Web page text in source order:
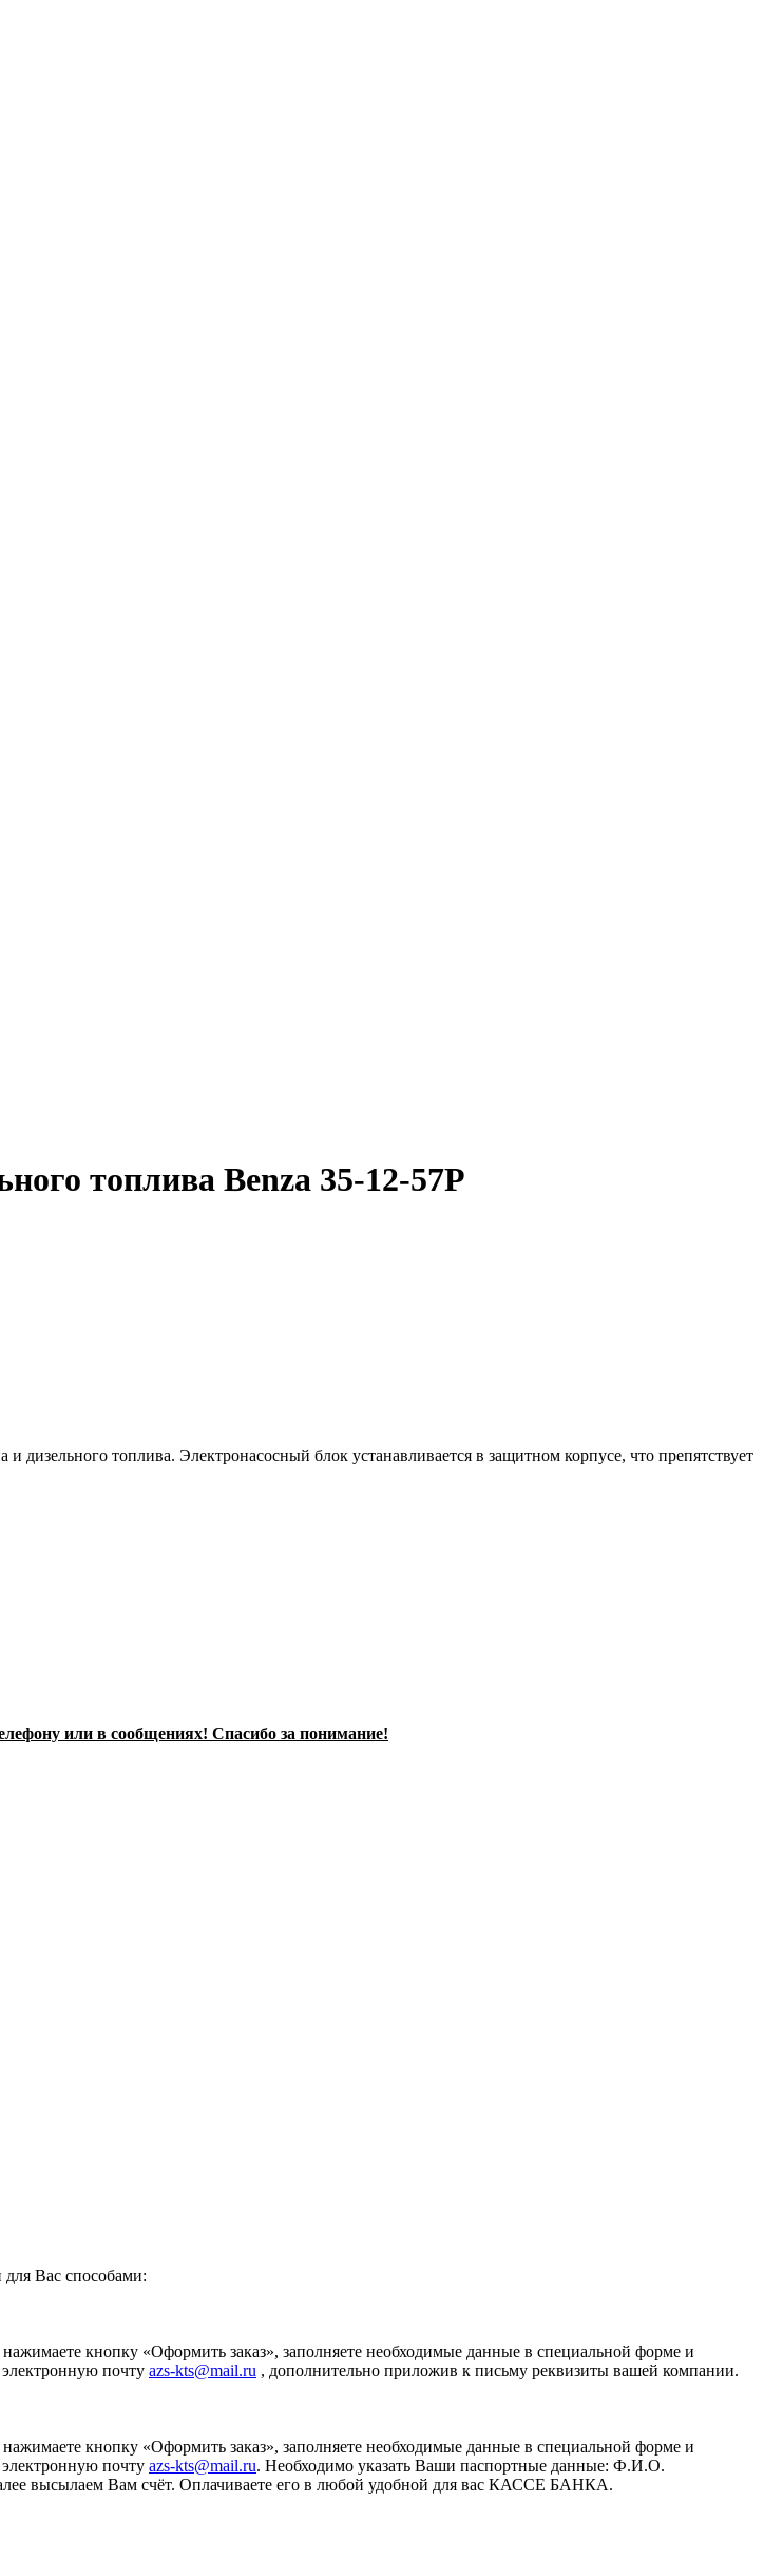
топлива Benza 35-12-57Р
дизельного топлива. Электронасосный блок устанавливается в защитном корпусе, что препятствует
или в сообщениях! Спасибо за понимание!
Вас способами:
кнопку «Оформить заказ», заполняете необходимые данные в специальной форме и
почту azs-kts@mail.ru , дополнительно приложив к письму реквизиты вашей компании.
кнопку «Оформить заказ», заполняете необходимые данные в специальной форме и
почту azs-kts@mail.ru. Необходимо указать Ваши паспортные данные: Ф.И.О.
высылаем Вам счёт. Оплачиваете его в любой удобной для вас КАССЕ БАНКА.